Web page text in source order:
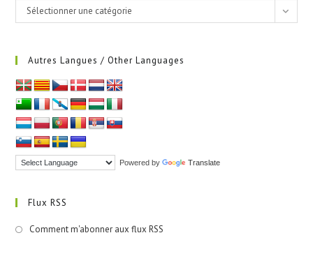
Catégories
Sélectionner une catégorie
Autres Langues / Other Languages
Powered by Translate
Flux RSS
Comment m'abonner aux flux RSS